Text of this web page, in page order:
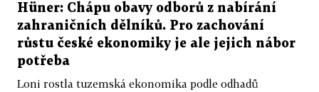
Hüner: Chápu obavy odborů z nabírání
zahraničních dělníků. Pro zachování
růstu české ekonomiky je ale jejich nábor
potřeba
Loni rostla tuzemská ekonomika podle odhadů